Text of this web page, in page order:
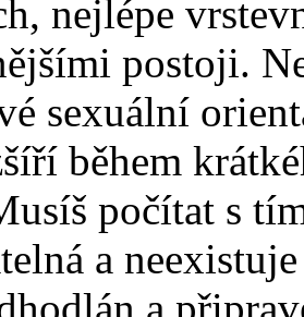
nejlépe
postoji.
sexuální
během
počítat s
a
a